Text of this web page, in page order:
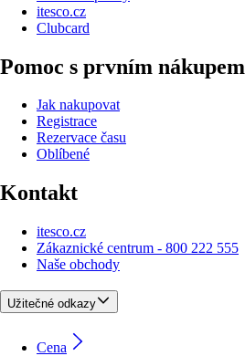
itesco.cz
Clubcard
Pomoc s prvním nákupem
Jak nakupovat
Registrace
Rezervace času
Oblíbené
Kontakt
itesco.cz
Zákaznické centrum - 800 222 555
Naše obchody
Užitečné odkazy
Cena